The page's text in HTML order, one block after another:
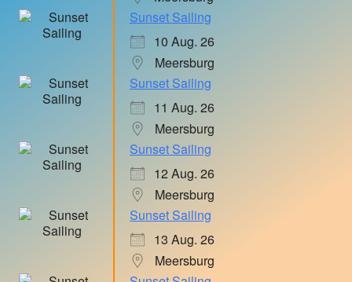
Sunset Sailing
10 Aug. 26
Meersburg
Sunset Sailing
11 Aug. 26
Meersburg
Sunset Sailing
12 Aug. 26
Meersburg
Sunset Sailing
13 Aug. 26
Meersburg